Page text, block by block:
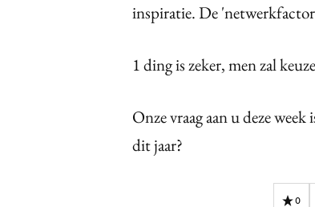
inspiratie. De
1 ding is zeker, men zal
Onze vraag aan u deze
dit jaar?
0